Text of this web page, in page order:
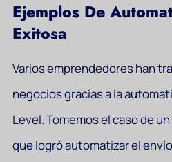
Ejemplos De
Exitosa
Varios emprendedores han
negocios gracias a la
Level. Tomemos el caso de
que logró automatizar el